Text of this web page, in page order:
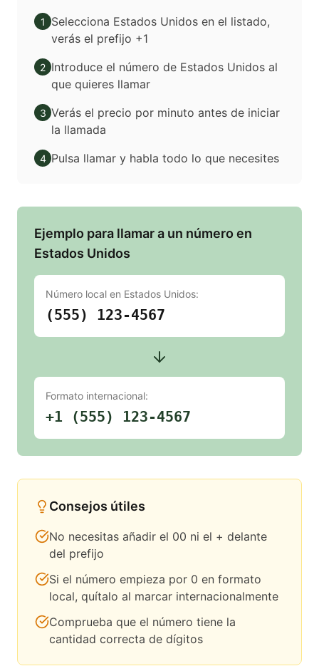
1
Selecciona Estados Unidos en el listado,
verás el prefijo +1
2 Introduce el número de Estados Unidos al
que quieres llamar
3 Verás el precio por minuto antes de iniciar
la llamada
4 Pulsa llamar y habla todo lo que necesites
Ejemplo para llamar a un número en
Estados Unidos
Número local en Estados Unidos:
(555) 123-4567
Formato internacional:
+1 (555) 123-4567
Consejos útiles
No necesitas añadir el 00 ni el + delante
del prefijo
Si el número empieza por 0 en formato
local, quítalo al marcar internacionalmente
Comprueba que el número tiene la
cantidad correcta de dígitos